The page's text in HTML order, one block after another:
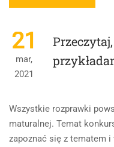
MORE
PRZYKŁAD
ROZPRAWKI
„LALKI”
PIENIĄDZA
21
mar,
2021
Wszystkie rozprawki
maturalnej. Temat
zapoznać się z tematem